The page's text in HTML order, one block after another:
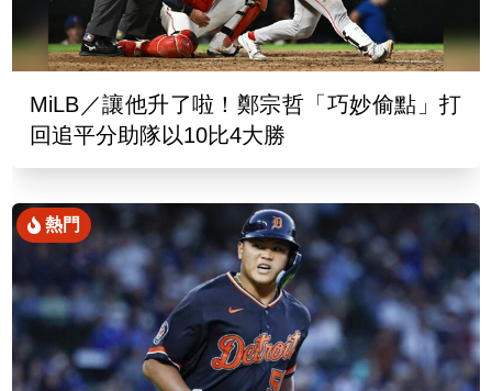
MiLB／讓他升了啦！鄭宗哲「巧妙偷點」打
回追平分助隊以10比4大勝
熱門